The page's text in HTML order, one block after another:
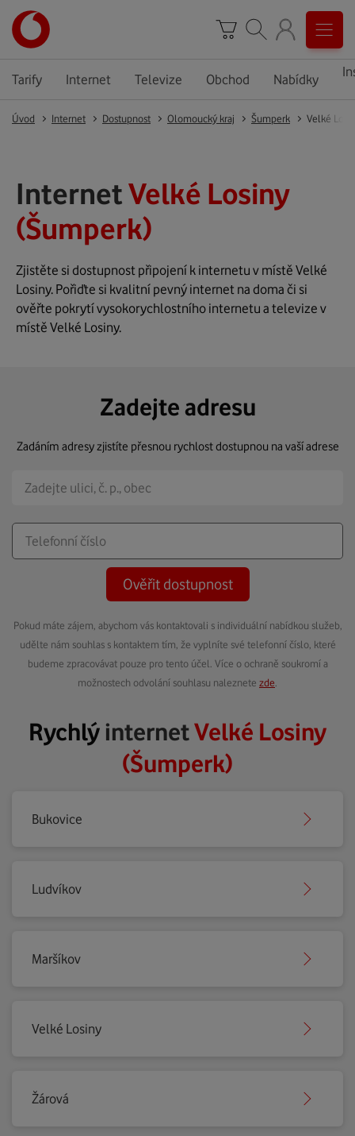
Tarify Internet Televize Obchod Nabídky
Úvod Internet Dostupnost Olomoucký kraj Šumperk Velké
InternetVelké Losiny
(Šumperk)
Zjistěte si dostupnost připojení k internetu v místě Velké
Losiny. Pořiďte si kvalitní pevný internet na doma či si
ověřte pokrytí vysokorychlostního internetu a televize v
místě Velké Losiny.
Zadejte adresu
Zadáním adresy zjistíte přesnou rychlost dostupnou na vaší adrese
Ověřit dostupnost
Pokud máte zájem, abychom vás kontaktovali s individuální nabídkou služeb,
udělte nám souhlas s kontaktem tím, že vyplníte své telefonní číslo, které
budeme zpracovávat pouze pro tento účel. Více o ochraně soukromí a
možnostech odvolání souhlasu naleznete zde
RychlýinternetVelké Losiny
(Šumperk)
Bukovice
Ludvíkov
Maršíkov
Velké Losiny
Žárová